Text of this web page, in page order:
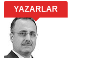
YAZARLAR